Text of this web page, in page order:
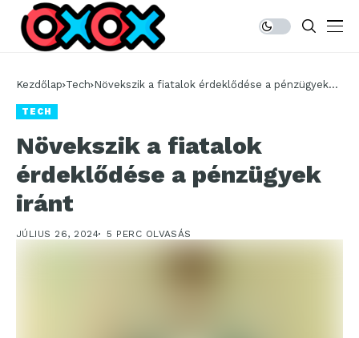
Kezdőlap Tech Növekszik a fiatalok érdeklődése a pénzügyek
TECH
Növekszik a fiatalok
érdeklődése a pénzügyek
iránt
JÚLIUS 26, 2024 5 PERC OLVASÁS